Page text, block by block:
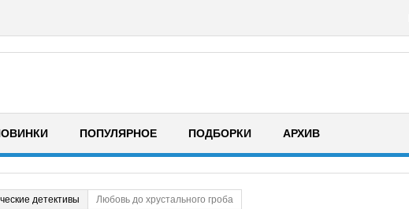
ПОПУЛЯРНОЕ ПОДБОРКИ АРХИВ
детективы Любовь до хрустального гроба